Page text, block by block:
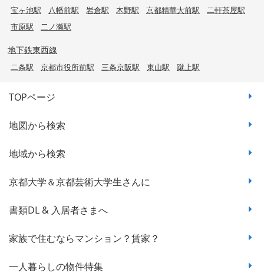
宝ヶ池駅 八幡前駅 岩倉駅 木野駅 京都精華大前駅
二軒茶屋駅
市原駅
二ノ瀬駅
地下鉄東西線
二条駅 京都市役所前駅 三条京阪駅 東山駅 蹴上駅
TOPページ
地図から検索
地域から検索
京都大学＆京都芸術大学生さんに
書類DL & 入居者さまへ
家族で住むならマンション？賃家？
一人暮らしの物件特集